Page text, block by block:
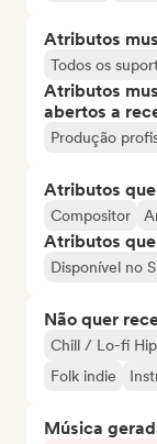
Atributos
Todos os
Atributos
abertos a
Produção
Atributos
Compositor
Atributos
Disponível no
Não quer
Chill / Lo-fi
Folk indie
Música